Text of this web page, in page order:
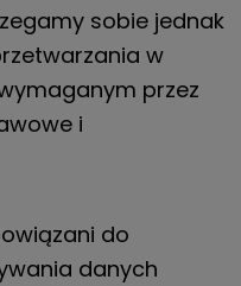
sobie jednak
w
przez
i
do
danych